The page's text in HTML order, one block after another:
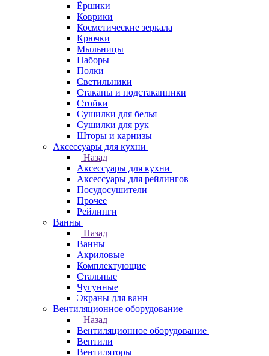
Ёршики
Коврики
Косметические зеркала
Крючки
Мыльницы
Наборы
Полки
Светильники
Стаканы и подстаканники
Стойки
Сушилки для белья
Сушилки для рук
Шторы и карнизы
Аксессуары для кухни
Назад
Аксессуары для кухни
Аксессуары для рейлингов
Посудосушители
Прочее
Рейлинги
Ванны
Назад
Ванны
Акриловые
Комплектующие
Стальные
Чугунные
Экраны для ванн
Вентиляционное оборудование
Назад
Вентиляционное оборудование
Вентили
Вентиляторы